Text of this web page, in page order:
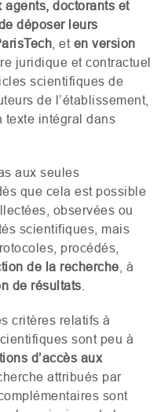
agents, doctorants et
déposer leurs
, et en version
juridique et contractuel
scientifiques de
de l’établissement,
texte intégral dans
aux seules
que cela est possible
observées ou
scientifiques, mais
procédés,
de la recherche , à
de résultats
critères relatifs à
sont peu à
d’accès aux
attribués par
sont